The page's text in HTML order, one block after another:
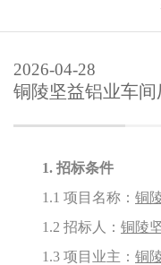
2026-04-28
铜陵坚益铝业车
1. 招标条件
1.1 项目名称： 铜
1.2 招标人： 铜陵
1.3 项目业主： 铜